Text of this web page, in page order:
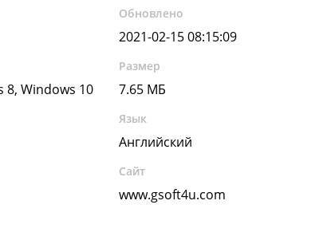
Обновлено
2021-02-15 08:15:09
8, Windows 10
Размер
7.65 МБ
Язык
Английский
Сайт
www.gsoft4u.com